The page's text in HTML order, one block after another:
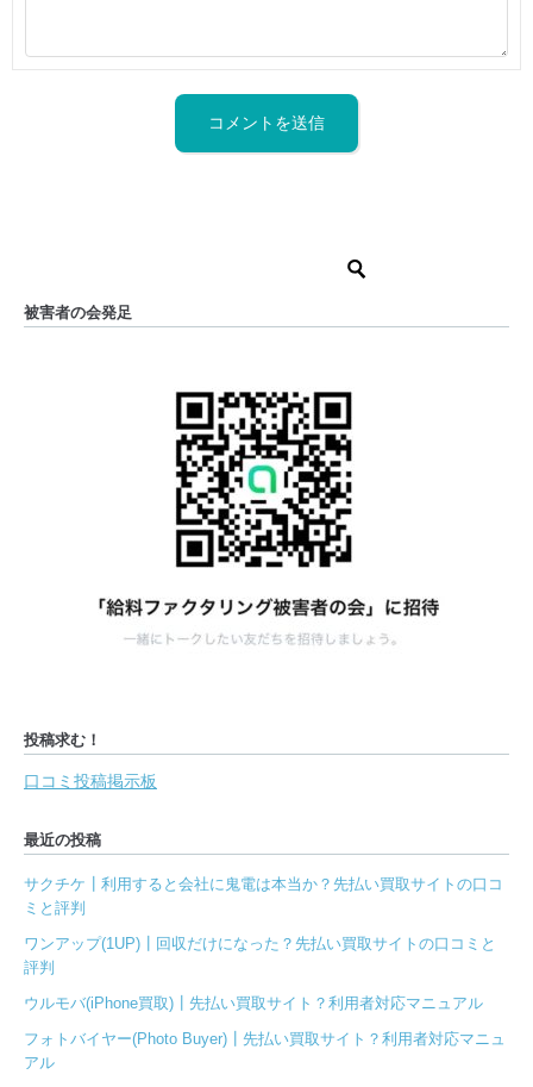
被害者の会発足
投稿求む！
口コミ投稿掲示板
最近の投稿
サクチケ┃利用すると会社に鬼電は本当か？先払い買取サイトの口コ
ミと評判
ワンアップ(1UP)┃回収だけになった？先払い買取サイトの口コミと
評判
ウルモバ(iPhone買取)┃先払い買取サイト？利用者対応マニュアル
フォトバイヤー(Photo Buyer)┃先払い買取サイト？利用者対応マニュ
アル